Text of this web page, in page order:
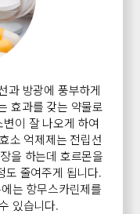
과 방광에 풍부하게
효과를 갖는 약물로
이 잘 나오게 하여
소 억제제는 전립선
을 하는데 호르몬을
도 줄여주게 됩니다.
는 항무스카린제를
있습니다.